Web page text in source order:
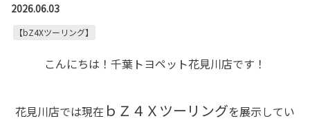
2026.06.03
【bZ4Xツーリング】
こんにちは！千葉トヨペット花見川店です！
花見川店では現在 ｂＺ４Ｘツーリングを展示してい